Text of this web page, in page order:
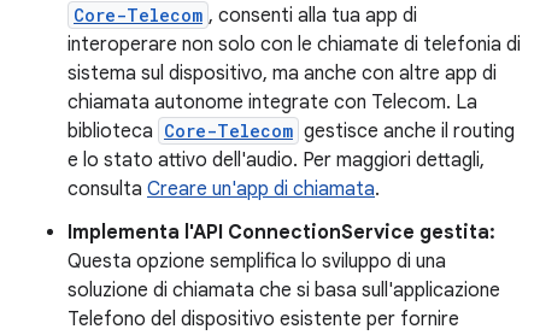
Core-Telecom , consenti alla tua app di
interoperare non solo con le chiamate di telefonia di
sistema sul dispositivo, ma anche con altre app di
chiamata autonome integrate con Telecom. La
biblioteca Core-Telecom gestisce anche il routing
e lo stato attivo dell'audio. Per maggiori dettagli,
consulta Creare un'app di chiamata.
Implementa l'API ConnectionService gestita:
Questa opzione semplifica lo sviluppo di una
soluzione di chiamata che si basa sull'applicazione
Telefono del dispositivo esistente per fornire